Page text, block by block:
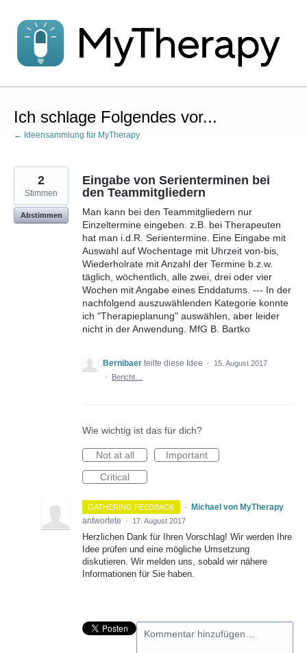
Inhalt
springen
Ich schlage Folgendes vor...
← Ideensammlung für MyTherapy
Eingabe von Serienterminen bei
den Teammitgliedern
Man kann bei den Teammitgliedern nur
Einzeltermine eingeben. z.B. bei Therapeuten
hat man i.d.R. Serientermine. Eine Eingabe mit
Auswahl auf Wochentage mit Uhrzeit von-bis,
Wiederholrate mit Anzahl der Termine b.z.w.
täglich, wöchentlich, alle zwei, drei oder vier
Wochen mit Angabe eines Enddatums. --- In der
nachfolgend auszuwählenden Kategorie konnte
ich "Therapieplanung" auswählen, aber leider
nicht in der Anwendung. MfG B. Bartko
2
Stimmen
Abstimmen
Bernibaer teilte diese Idee ·
15. August 2017
·
Bericht…
Wie wichtig ist das für dich?
Not at all
Important
Critical
GATHERING FEEDBACK ·
Michael von MyTherapy
antwortete
· 17. August 2017
Herzlichen Dank für Ihren Vorschlag! Wir werden Ihre
Idee prüfen und eine mögliche Umsetzung
diskutieren. Wir melden uns, sobald wir nähere
Informationen für Sie haben.
Kommentar hinzufügen…